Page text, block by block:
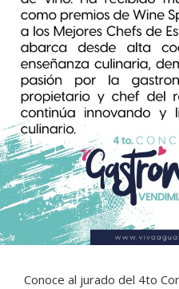
Conoce al jurado del 4to